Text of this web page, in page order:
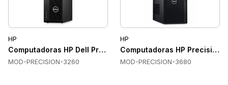
HP
Computadoras HP Dell Precision 3260, Compactas, SSD,
MOD-PRECISION-3260
HP
Computadoras HP Precision
MOD-PRECISION-3680